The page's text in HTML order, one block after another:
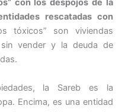
con los despojos de la
rescatadas con
tóxicos” son viviendas
vender y la deuda de
la Sareb es la
Encima, es una entidad